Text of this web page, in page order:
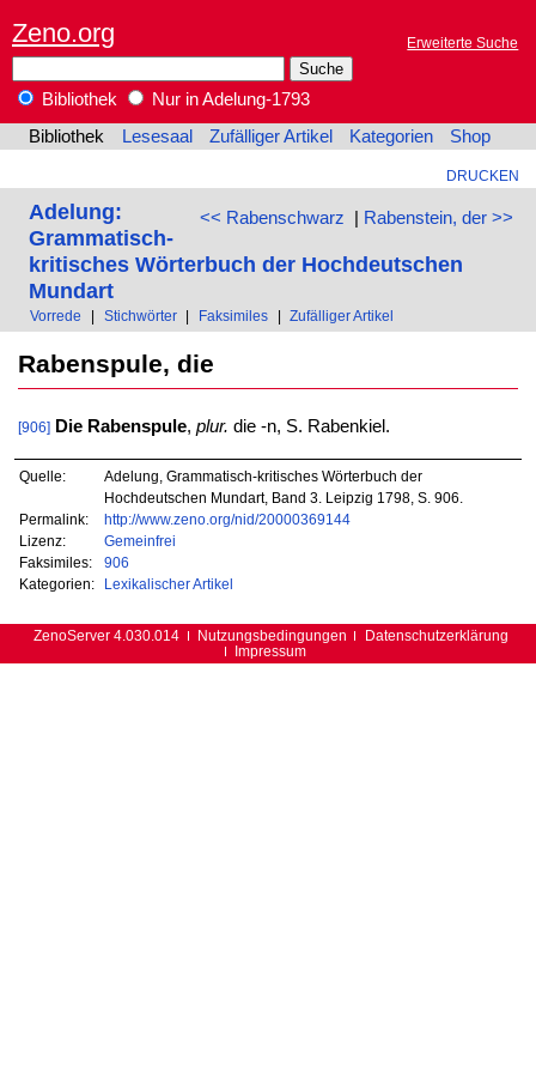
Zeno.org Erweiterte Suche
Bibliothek
Nur in Adelung-1793
Bibliothek
Lesesaal Zufälliger Artikel Kategorien Shop
DRUCKEN
<< Rabenschwarz | Rabenstein, der >>
Adelung:
Grammatisch-
kritisches Wörterbuch der Hochdeutschen
Mundart
Vorrede Stichwörter Faksimiles Zufälliger Artikel
Rabenspule, die
[906] Die Rabenspule, plur. die -n, S. Rabenkiel.
Quelle:
Adelung, Grammatisch-kritisches Wörterbuch der
Hochdeutschen Mundart, Band 3. Leipzig 1798, S. 906.
Permalink:
http://www.zeno.org/nid/20000369144
Lizenz:
Gemeinfrei
Faksimiles:
906
Kategorien:
Lexikalischer Artikel
ZenoServer 4.030.014 Nutzungsbedingungen
Datenschutzerklärung
Impressum